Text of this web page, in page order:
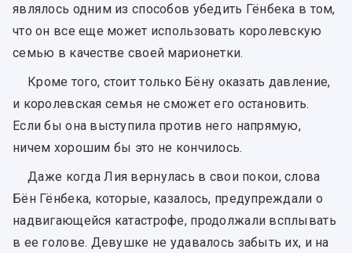
являлось одним из способов убедить Гёнбека в том,
что он все еще может использовать королевскую
семью в качестве своей марионетки.
Кроме того, стоит только Бёну оказать давление,
и королевская семья не сможет его остановить.
Если бы она выступила против него напрямую,
ничем хорошим бы это не кончилось.
Даже когда Лия вернулась в свои покои, слова
Бён Гёнбека, которые, казалось, предупреждали о
надвигающейся катастрофе, продолжали всплывать
в ее голове. Девушке не удавалось забыть их, и на